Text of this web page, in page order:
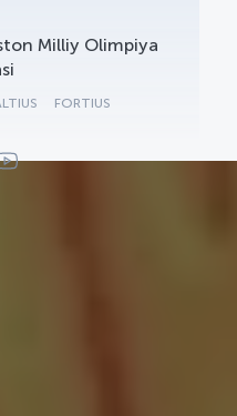
Milliy Olimpiya
FORTIUS